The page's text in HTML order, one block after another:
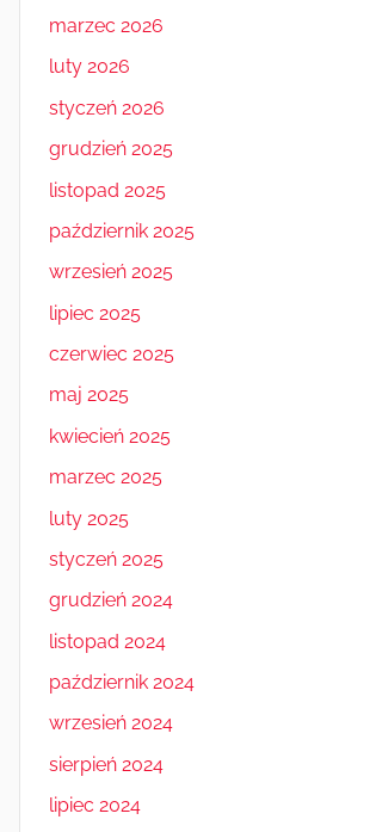
marzec 2026
luty 2026
styczeń 2026
grudzień 2025
listopad 2025
październik 2025
wrzesień 2025
lipiec 2025
czerwiec 2025
maj 2025
kwiecień 2025
marzec 2025
luty 2025
styczeń 2025
grudzień 2024
listopad 2024
październik 2024
wrzesień 2024
sierpień 2024
lipiec 2024